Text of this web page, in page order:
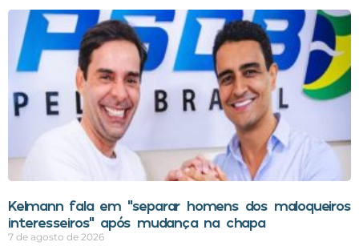
Kelmann fala em “separar homens dos maloqueiros
interesseiros” após mudança na chapa
7 de agosto de 2026